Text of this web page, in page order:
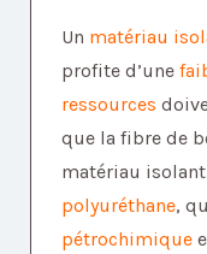
Un matériau
profite d’une
ressources
que la fibre de
matériau
polyuréthane,
pétrochimique